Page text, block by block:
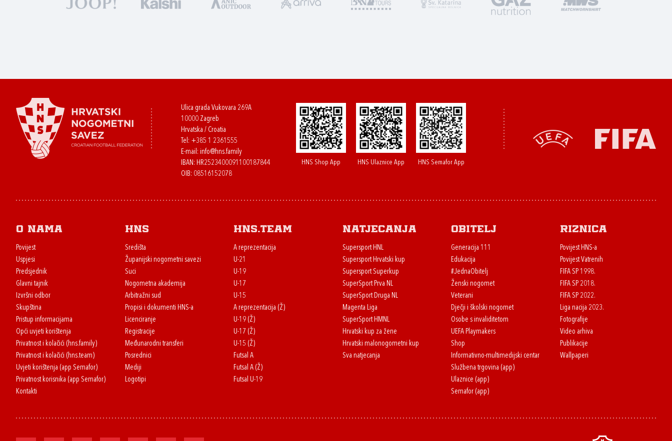
Ulica grada Vukovara 269A
10000 Zagreb
Hrvatska / Croatia
Tel: +385 1 2361555
E-mail: info@hns.family
IBAN: HR2523400091100187844
OIB: 08516152078
HNS Shop App HNS Ulaznice App HNS Semafor App
O nama
Povijest
Uspjesi
Predsjednik
Glavni tajnik
Izvršni odbor
Skupština
Pristup informacijama
Opći uvjeti korištenja
Privatnost i kolačići (hns.family)
Privatnost i kolačići (hns.team)
Uvjeti korištenja (app Semafor)
Privatnost korisnika (app Semafor)
Kontakti
HNS
Središta
Županijski nogometni savezi
Suci
Nogometna akademija
Arbitražni sud
Propisi i dokumenti HNS-a
Licenciranje
Registracije
Međunarodni transferi
Posrednici
Mediji
Logotipi
HNS.team
A reprezentacija
U-21
U-19
U-17
U-15
A reprezentacija (Ž)
U-19 (Ž)
U-17 (Ž)
U-15 (Ž)
Futsal A
Futsal A (Ž)
Futsal U-19
Natjecanja
Supersport HNL
Supersport Hrvatski kup
Supersport Superkup
SuperSport Prva NL
SuperSport Druga NL
Magenta Liga
SuperSport HMNL
Hrvatski kup za žene
Hrvatski malonogometni kup
Sva natjecanja
Obitelj
Generacija 111
Edukacija
#JednaObitelj
Ženski nogomet
Veterani
Dječji i školski nogomet
Osobe s invaliditetom
UEFA Playmakers
Shop
Informativno-multimedijski centar
Službena trgovina (app)
Ulaznice (app)
Semafor (app)
Riznica
Povijest HNS-a
Povijest Vatrenih
FIFA SP 1998.
FIFA SP 2018.
FIFA SP 2022.
Liga nacija 2023.
Fotografije
Video arhiva
Publikacije
Wallpaperi